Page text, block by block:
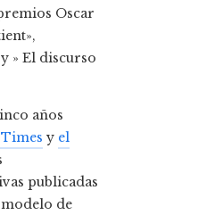
Oscar
» El discurso
años
y el
publicadas
de